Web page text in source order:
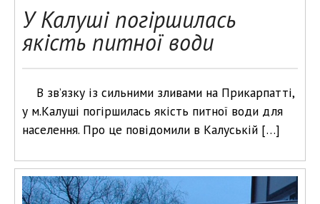
У Калуші погіршилась
якість питної води
В зв’язку із сильними зливами на Прикарпатті,
у м.Калуші погіршилась якість питної води для
населення. Про це повідомили в Калуській […]